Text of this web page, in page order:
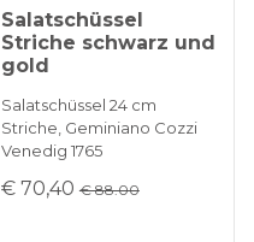
Salatschüssel
Striche schwarz und
gold
Salatschüssel 24 cm
Striche, Geminiano Cozzi
Venedig 1765
€ 70,40 € 88.00